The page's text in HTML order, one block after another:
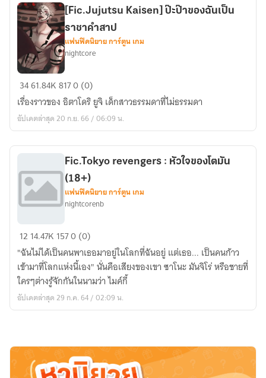
[Fic.Jujutsu
Kaisen]
ป๊ะป๊า
ของ
คำ
สาป
[Fic.Jujutsu Kaisen] ป๊ะป๊าของฉันเป็น
ราชาคำสาป
แฟนฟิคนิยาย การ์ตูน เกม
nightcore
3461.84K8170 (0)
เรื่องราวของ อิตาโดริ ยูจิ เด็กสาวธรรมดาที่ไม่ธรรมดา
อัปเดตล่าสุด 20 ก.ย. 66 / 06:09 น.
Fic.Tokyo
revengers
หัวใจ
ของ
โต
Fic.Tokyo revengers : หัวใจของโตมัน
(18+)
แฟนฟิคนิยาย การ์ตูน เกม
nightcorenb
12 14.47K 1570 (0)
"ฉันไม่ได้เป็นคนพาเธอมาอยู่ในโลกที่ฉันอยู่ แต่เธอ... เป็นคนก้าว
เข้ามาที่โลกแห่งนี้เอง" นั่นคือเสียงของเขา ซาโนะ มันจิโร่ หรือชายที่
ใครๆต่างรู้จักกันในนามว่า ไมค์กี้
อัปเดตล่าสุด 29 ก.ค. 64 / 02:09 น.